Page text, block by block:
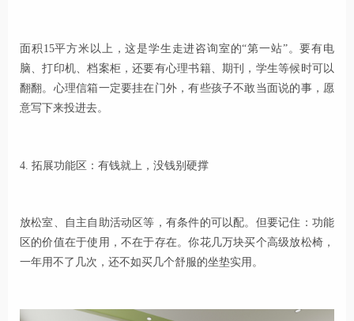
面积15平方米以上，这是学生走进咨询室的“第一站”。要有电
脑、打印机、档案柜，还要有心理书籍、期刊，学生等候时可以
翻翻。心理信箱一定要挂在门外，有些孩子不敢当面说的事，愿
意写下来投进去。
4. 拓展功能区：有钱就上，没钱别硬撑
放松室、自主自助活动区等，有条件的可以配。但要记住：功能
区的价值在于使用，不在于存在。你花几万块买个高级放松椅，
一年用不了几次，还不如买几个舒服的坐垫实用。